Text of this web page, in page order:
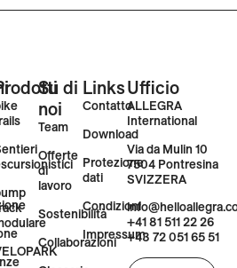
Su di
noi
Team
Offerte
di
lavoro
Sostenibilità
Collaborazioni
Links
Contatto
Download
Protezione
dati
Condizioni
Impressum
Ufficio
ALLEGRA
International
Via da Mulin 10
7504 Pontresina
SVIZZERA
+41 81 511 22 26
+43 72 051 65 51